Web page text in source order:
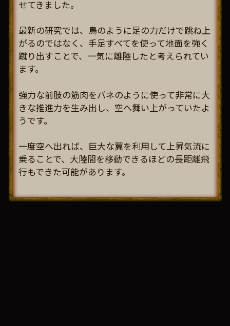
せてきました。
最新の研究では、鳥のように足の力だけで跳ね上
がるのではなく、手足すべてを使って地面を強く
蹴り出すことで、一気に離陸したと考えられてい
ます。
強力な前肢の筋肉をバネのように使って非常に大
きな推進力を生み出し、空へ舞い上がっていたよ
うです。
一度空へ出れば、巨大な翼を利用して上昇気流に
乗ることで、大陸間を移動できるほどの長距離飛
行もできた可能があります。